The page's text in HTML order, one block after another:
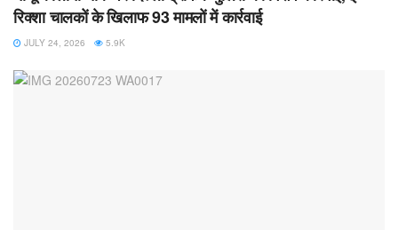
रिक्शा चालकों के खिलाफ 93 मामलों में कार्रवाई
JULY 24, 2026 5.9K